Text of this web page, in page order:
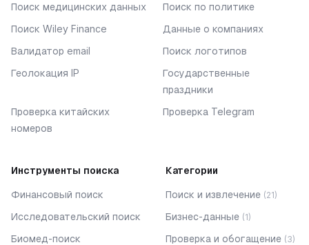
Поиск медицинских данных
Поиск по политике
Поиск Wiley Finance
Данные о компаниях
Валидатор email
Поиск логотипов
Геолокация IP
Государственные
праздники
Проверка китайских
номеров
Проверка Telegram
Инструменты поиска
Финансовый поиск
Исследовательский поиск
Биомед-поиск
Категории
Поиск и извлечение (21)
Бизнес-данные (1)
Проверка и обогащение (3)